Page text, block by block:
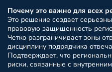
Почему это важно для всех
Это решение создает
правовую защищенность
Четко разграничивает зоны
дисциплину подрядчика
Подтверждает, что
риски, связанные с